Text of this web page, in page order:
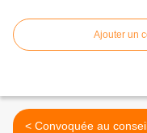
Ajouter un
< Convoquée au conseil de